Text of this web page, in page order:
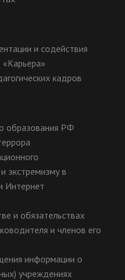
и содействия
«Карьера»
кадров
образования РФ
экстремизму в
Интернет
и обязательствах
и членов его
информации о
учреждениях